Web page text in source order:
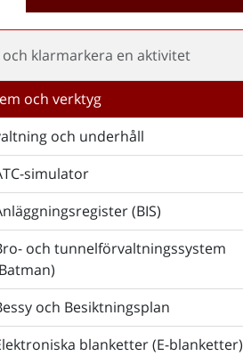
och klarmarkera en aktivitet
och verktyg
och underhåll
simulator
(BIS)
och tunnelförvaltningssystem
och Besiktningsplan
blanketter (E-blanketter)